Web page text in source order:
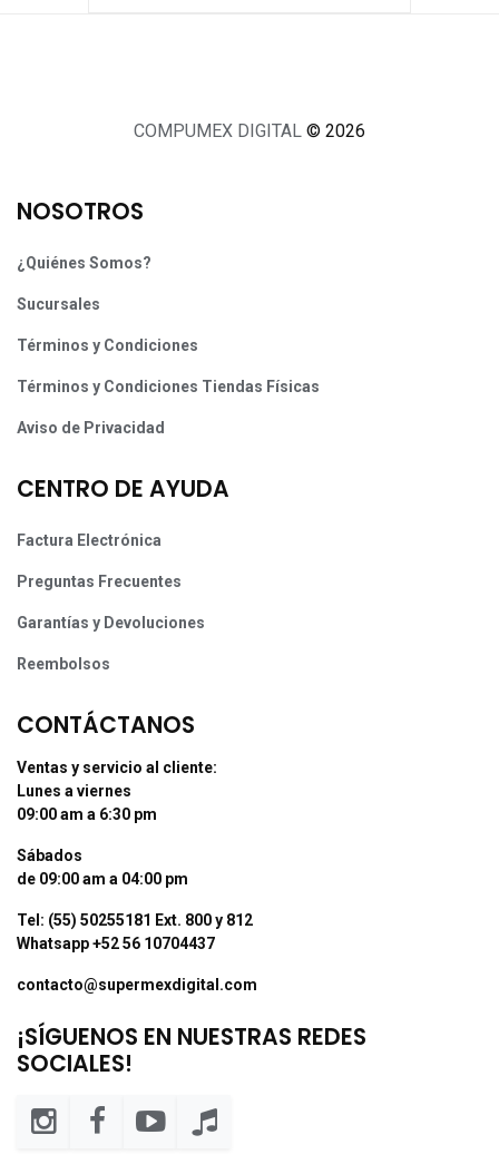
COMPUMEX DIGITAL © 2026
NOSOTROS
¿Quiénes Somos?
Sucursales
Términos y Condiciones
Términos y Condiciones Tiendas Físicas
Aviso de Privacidad
CENTRO DE AYUDA
Factura Electrónica
Preguntas Frecuentes
Garantías y Devoluciones
Reembolsos
CONTÁCTANOS
Ventas y servicio al cliente:
Lunes a viernes
09:00 am a 6:30 pm
Sábados
de 09:00 am a 04:00 pm
Tel: (55) 50255181 Ext. 800 y 812
Whatsapp +52 56 10704437
contacto@supermexdigital.com
¡SÍGUENOS EN NUESTRAS REDES
SOCIALES!